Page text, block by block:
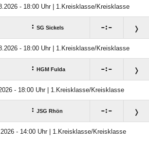
- 18:00 Uhr | 1.Kreisklasse/Kreisklasse
: SG Sickels :
- 18:00 Uhr | 1.Kreisklasse/Kreisklasse
: HGM Fulda :
- 18:00 Uhr | 1.Kreisklasse/Kreisklasse
: JSG Rhön :
- 14:00 Uhr | 1.Kreisklasse/Kreisklasse